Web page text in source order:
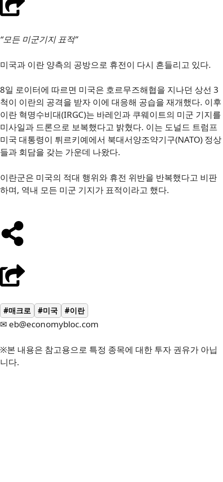
“모든 미군기지 표적”
미국과 이란 양측의 공방으로 휴전이 다시 흔들리고 있다.
8일 로이터에 따르면 미국은 호르무즈해협을 지나던 상선 3
척이 이란의 공격을 받자 이에 대응해 공습을 재개했다. 이후
이란 혁명수비대(IRGC)는 바레인과 쿠웨이트의 미군 기지를
미사일과 드론으로 보복했다고 밝혔다. 이는 도널드 트럼프
미국 대통령이 튀르키예에서 북대서양조약기구(NATO) 정상
들과 회담을 갖는 가운데 나왔다.
이란군은 미국의 적대 행위와 휴전 위반을 반복했다고 비판
하며, 역내 모든 미군 기지가 표적이라고 했다.
#매크로 #미국 #이란
✉ eb@economybloc.com
※본 내용은 참고용으로 특정 종목에 대한 투자 권유가 아닙
니다.